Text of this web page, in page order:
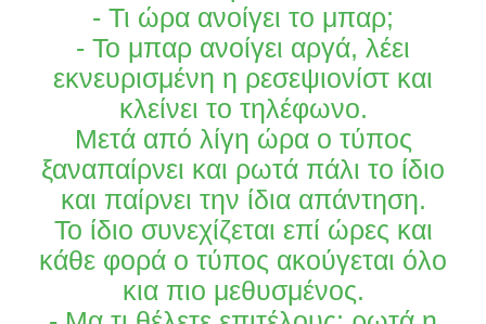
- Τι ώρα ανοίγει το μπαρ;
- Το μπαρ ανοίγει αργά, λέει
εκνευρισμένη η ρεσεψιονίστ και
κλείνει το τηλέφωνο.
Μετά από λίγη ώρα ο τύπος
ξαναπαίρνει και ρωτά πάλι το ίδιο
και παίρνει την ίδια απάντηση.
Το ίδιο συνεχίζεται επί ώρες και
κάθε φορά ο τύπος ακούγεται όλο
κια πιο μεθυσμένος.